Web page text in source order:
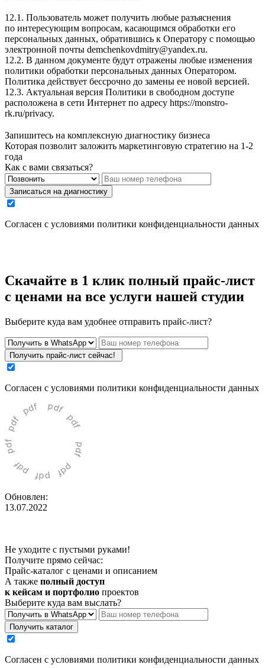
12.1. Пользователь может получить любые разъяснения
по интересующим вопросам, касающимся обработки его
персональных данных, обратившись к Оператору с помощью
электронной почты demchenkovdmitry@yandex.ru.
12.2. В данном документе будут отражены любые изменения
политики обработки персональных данных Оператором.
Политика действует бессрочно до замены ее новой версией.
12.3. Актуальная версия Политики в свободном доступе
расположена в сети Интернет по адресу https://monstro-
rk.ru/privacy.
Запишитесь на комплексную диагностику бизнеса
Которая позволит заложить маркетинговую стратегию на 1-2
года
Как с вами связаться?
Записаться на диагностику
Cогласен с условиями политики конфиденциальности данных
Скачайте в 1 клик полный прайс-лист
с ценами на все услуги нашей студии
Выберите куда вам удобнее отправить прайс-лист?
Получить прайс-лист сейчас!
Cогласен с условиями политики конфиденциальности данных
Обновлен:
13.07.2022
Не уходите с пустыми руками!
Получите прямо сейчас:
Прайс-каталог с ценами и описанием
А также полный доступ
к кейсам и портфолио проектов
Выберите куда вам выслать?
Получить каталог
Cогласен с условиями политики конфиденциальности данных